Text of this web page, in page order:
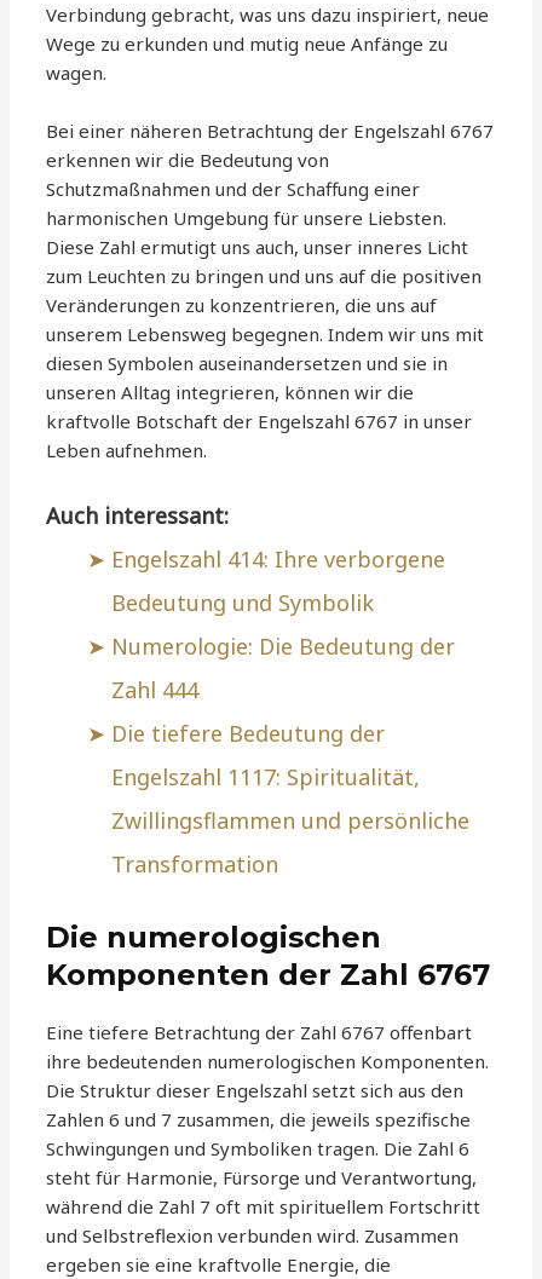
Verbindung gebracht, was uns dazu inspiriert, neue
Wege zu erkunden und mutig neue Anfänge zu
wagen.
Bei einer näheren Betrachtung der Engelszahl 6767
erkennen wir die Bedeutung von
Schutzmaßnahmen und der Schaffung einer
harmonischen Umgebung für unsere Liebsten.
Diese Zahl ermutigt uns auch, unser inneres Licht
zum Leuchten zu bringen und uns auf die positiven
Veränderungen zu konzentrieren, die uns auf
unserem Lebensweg begegnen. Indem wir uns mit
diesen Symbolen auseinandersetzen und sie in
unseren Alltag integrieren, können wir die
kraftvolle Botschaft der Engelszahl 6767 in unser
Leben aufnehmen.
Auch interessant:
Engelszahl 414: Ihre verborgene
Bedeutung und Symbolik
Numerologie: Die Bedeutung der
Zahl 444
Die tiefere Bedeutung der
Engelszahl 1117: Spiritualität,
Zwillingsflammen und persönliche
Transformation
Die numerologischen
Komponenten der Zahl 6767
Eine tiefere Betrachtung der Zahl 6767 offenbart
ihre bedeutenden numerologischen Komponenten.
Die Struktur dieser Engelszahl setzt sich aus den
Zahlen 6 und 7 zusammen, die jeweils spezifische
Schwingungen und Symboliken tragen. Die Zahl 6
steht für Harmonie, Fürsorge und Verantwortung,
während die Zahl 7 oft mit spirituellem Fortschritt
und Selbstreflexion verbunden wird. Zusammen
ergeben sie eine kraftvolle Energie, die